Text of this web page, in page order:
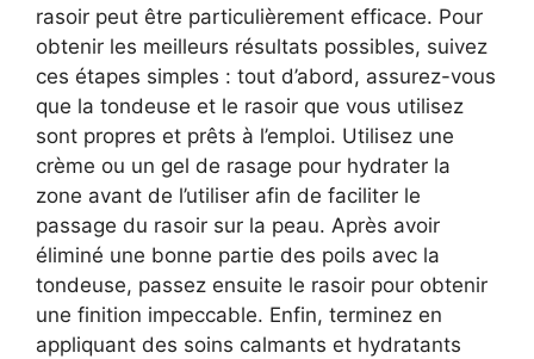
rasoir peut être particulièrement efficace. Pour
obtenir les meilleurs résultats possibles, suivez
ces étapes simples : tout d’abord, assurez-vous
que la tondeuse et le rasoir que vous utilisez
sont propres et prêts à l’emploi. Utilisez une
crème ou un gel de rasage pour hydrater la
zone avant de l’utiliser afin de faciliter le
passage du rasoir sur la peau. Après avoir
éliminé une bonne partie des poils avec la
tondeuse, passez ensuite le rasoir pour obtenir
une finition impeccable. Enfin, terminez en
appliquant des soins calmants et hydratants